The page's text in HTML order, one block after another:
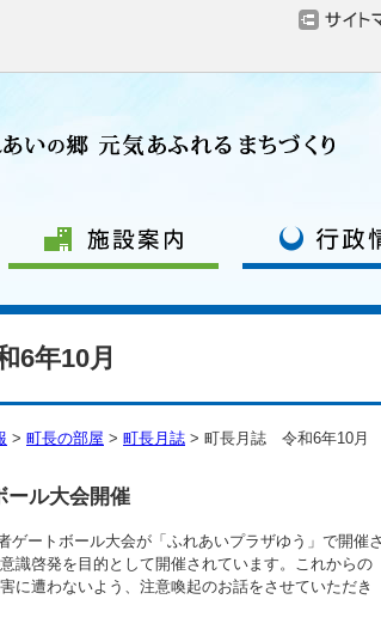
6年10月
> 町長の部屋 > 町長月誌 > 町長月誌 令和6年10月
ル大会開催
ゲートボール大会が「ふれあいプラザゆう」で開催
識啓発を目的として開催されています。これからの
に遭わないよう、注意喚起のお話をさせていただき